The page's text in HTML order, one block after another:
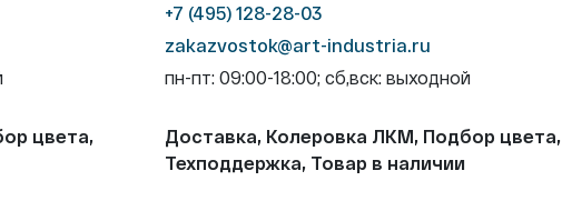
цвета,
+7 (495) 128-28-03
zakazvostok@art-industria.ru
пн-пт: 09:00-18:00; сб,вск: выходной
Доставка, Колеровка ЛКМ, Подбор цвета,
Техподдержка, Товар в наличии